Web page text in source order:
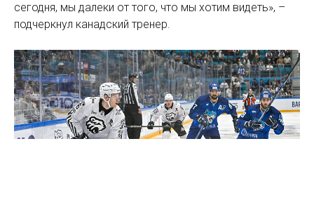
сегодня, мы далеки от того, что мы хотим видеть», –
подчеркнул канадский тренер.